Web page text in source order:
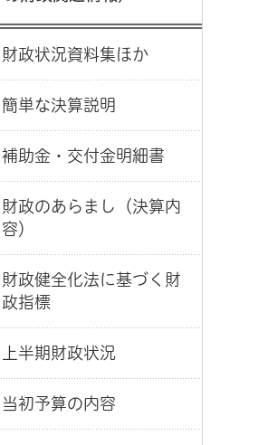
財政状況資料集ほか
簡単な決算説明
補助金・交付金明細書
財政のあらまし（決算内
容）
財政健全化法に基づく財
政指標
上半期財政状況
当初予算の内容